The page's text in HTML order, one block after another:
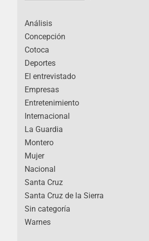
Análisis
Concepción
Cotoca
Deportes
El entrevistado
Empresas
Entretenimiento
Internacional
La Guardia
Montero
Mujer
Nacional
Santa Cruz
Santa Cruz de la Sierra
Sin categoría
Warnes